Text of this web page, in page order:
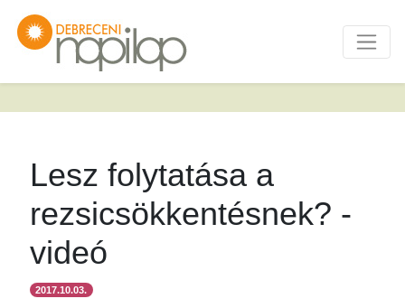
Lesz folytatása a
rezsicsökkentésnek? -
videó
2017.10.03.